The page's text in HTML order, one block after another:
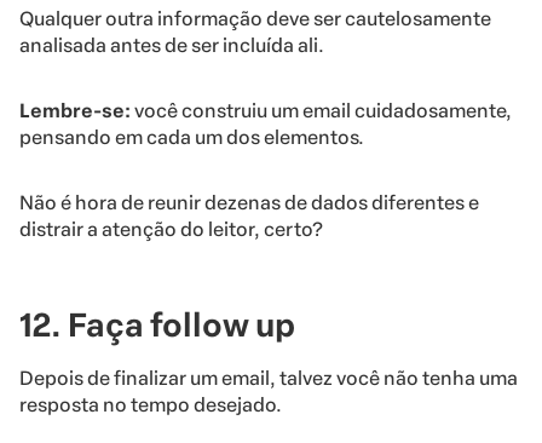
Qualquer outra informação deve ser cautelosamente
analisada antes de ser incluída ali.
Lembre-se: você construiu um email cuidadosamente,
pensando em cada um dos elementos.
Não é hora de reunir dezenas de dados diferentes e
distrair a atenção do leitor, certo?
12. Faça follow up
Depois de finalizar um email, talvez você não tenha uma
resposta no tempo desejado.